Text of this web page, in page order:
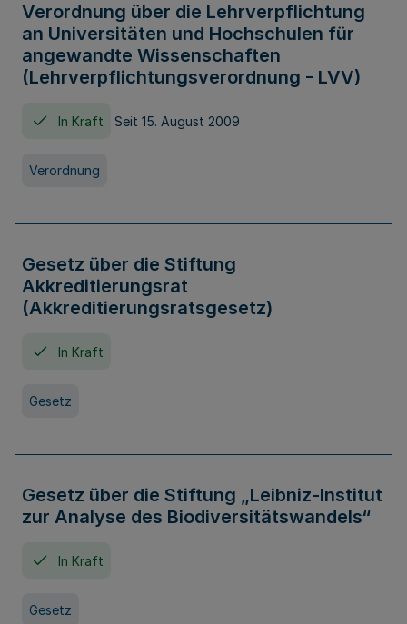
Verordnung über die Lehrverpflichtung
an Universitäten und Hochschulen für
angewandte Wissenschaften
(Lehrverpflichtungsverordnung - LVV)
In Kraft Seit 15. August 2009
Verordnung
Gesetz über die Stiftung
Akkreditierungsrat
(Akkreditierungsratsgesetz)
In Kraft
Gesetz
Gesetz über die Stiftung „Leibniz-Institut
zur Analyse des Biodiversitätswandels“
In Kraft
Gesetz